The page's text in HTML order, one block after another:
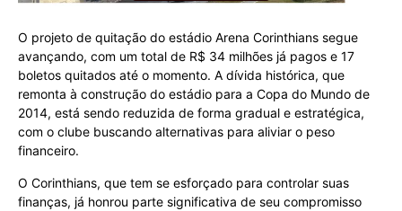
O projeto de quitação do estádio Arena Corinthians segue
avançando, com um total de R$ 34 milhões já pagos e 17
boletos quitados até o momento. A dívida histórica, que
remonta à construção do estádio para a Copa do Mundo de
2014, está sendo reduzida de forma gradual e estratégica,
com o clube buscando alternativas para aliviar o peso
financeiro.
O Corinthians, que tem se esforçado para controlar suas
finanças, já honrou parte significativa de seu compromisso